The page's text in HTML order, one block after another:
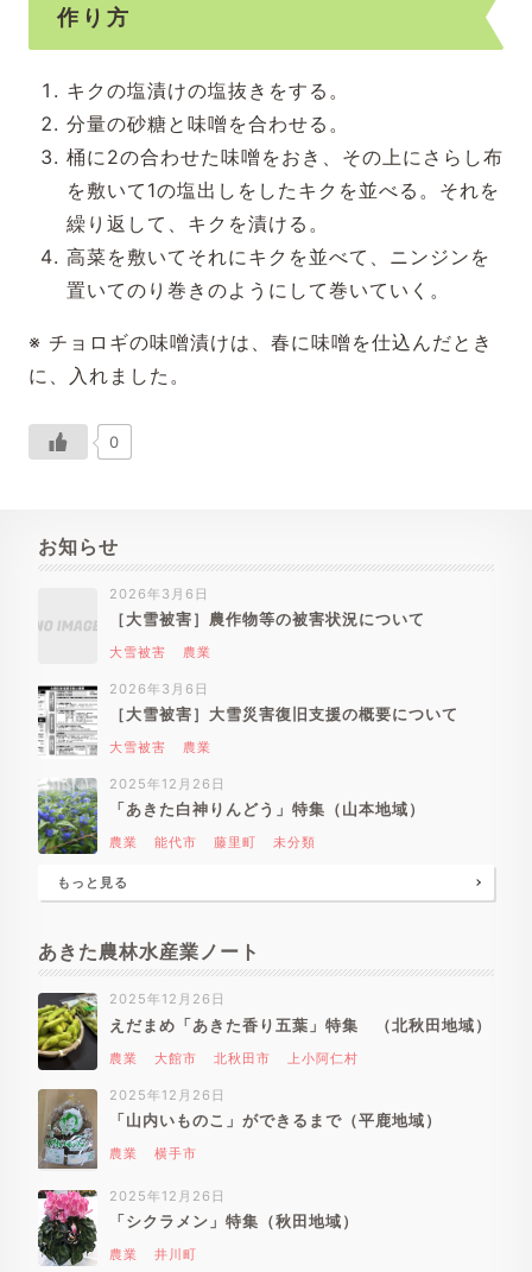
作り方
キクの塩漬けの塩抜きをする。
分量の砂糖と味噌を合わせる。
桶に2の合わせた味噌をおき、その上にさらし布
を敷いて1の塩出しをしたキクを並べる。それを
繰り返して、キクを漬ける。
高菜を敷いてそれにキクを並べて、ニンジンを
置いてのり巻きのようにして巻いていく。
※ チョロギの味噌漬けは、春に味噌を仕込んだとき
に、入れました。
0
お知らせ
2026年3月6日
［大雪被害］農作物等の被害状況について
大雪被害 農業
2026年3月6日
［大雪被害］大雪災害復旧支援の概要について
大雪被害 農業
2025年12月26日
「あきた白神りんどう」特集（山本地域）
農業 能代市 藤里町 未分類
もっと見る
あきた農林水産業ノート
2025年12月26日
えだまめ「あきた香り五葉」特集 （北秋田地域）
農業 大館市 北秋田市 上小阿仁村
2025年12月26日
「山内いものこ」ができるまで（平鹿地域）
農業 横手市
2025年12月26日
「シクラメン」特集（秋田地域）
農業 井川町